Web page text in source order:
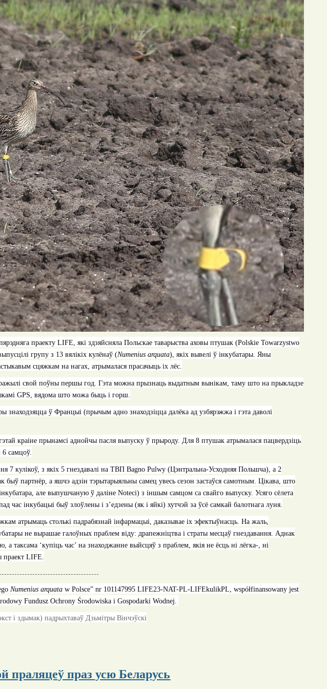
праектуLIFE , які здзяйсняла Польскае таварыства аховы птушак (Polskie Towarzystwo
групу з 13 вялікіх кулёнаў (Numenius arquata), якіх вывелі ў інкубатары. Яны
сцяжкам на нагах, атрымалася прасачыць іх лёс.
свой поўны першы год. Гэта можна прызнаць выдатным вынікам, таму што на прыкладзе
GPS , вядома што можа быць і горш
знаходзяцца ў Францыі (прычым адно знаходзіцца далёка ад узбярэжжа і гэта даволі
краіне прынамсі аднойчы пасля выпуску ў прыроду. Для 8 птушак атрымалася пацвердзіць
6 самцоў.
7 кулікоў, з якіх 5 гнездавалі на ТВП Bagnо Pulwy (Цэнтральна-Усходняя Польшча) , a 2
партнёр, а яшчэ адзін тэрытарыяльны самец увесь сезон застаўся самотным. Цікава, што
але выпушчаную ў даліне Noteci)з іншым самцом са свайго выпуску. Усяго сёлета
час інкубацыі быў злоўлены і з’едзены (як і яйкі) хутчэй за ўсё самкай балотнага луня.
атрымаць столькі падрабязнай інфармацыі, даказывае іх эфектыўнасць. На жаль,
не вырашае галоўных праблем віду: драпежніцтва і страты месцаў гнездавання. Аднак
таксама ‘купіць час’ на знаходжанне выйсцяў з праблем, якія не ёсць ні лёгка-, ні
праект LIFE.
Numenius arquata w Polsce” nr 101147995 LIFE23-NAT-PL-LIFEkulikPL, współfinansowany jest
Fundusz Ochrony Środowiska i Gospodarki Wodnej.
і здымак) падрыхтаваў Дзьмітры Вінчэўскі
праляцеў праз усю Беларусь